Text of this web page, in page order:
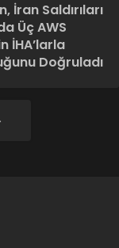
İran Saldırıları
Üç AWS
İHA’larla
Doğruladı